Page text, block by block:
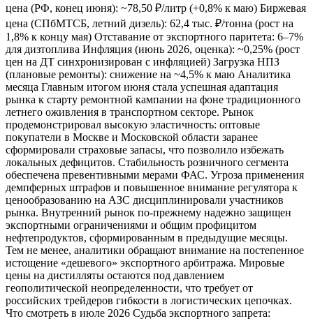
цена (РФ, конец июня): ~78,50 ₽/литр (+0,8% к маю) Биржевая
цена (СПбМТСБ, летний дизель): 62,4 тыс. ₽/тонна (рост на
1,8% к концу мая) Отставание от экспортного паритета: 6–7%
для дизтоплива Инфляция (июнь 2026, оценка): ~0,25% (рост
цен на ДТ синхронизирован с инфляцией) Загрузка НПЗ
(плановые ремонты): снижение на ~4,5% к маю Аналитика
месяца Главным итогом июня стала успешная адаптация
рынка к старту ремонтной кампании на фоне традиционного
летнего оживления в транспортном секторе. Рынок
продемонстрировал высокую эластичность: оптовые
покупатели в Москве и Московской области заранее
сформировали страховые запасы, что позволило избежать
локальных дефицитов. Стабильность розничного сегмента
обеспечена превентивными мерами ФАС. Угроза применения
демпферных штрафов и повышенное внимание регулятора к
ценообразованию на АЗС дисциплинировали участников
рынка. Внутренний рынок по-прежнему надежно защищен
экспортными ограничениями и общим профицитом
нефтепродуктов, сформированным в предыдущие месяцы.
Тем не менее, аналитики обращают внимание на постепенное
истощение «дешевого» экспортного арбитража. Мировые
цены на дистилляты остаются под давлением
геополитической неопределенности, что требует от
российских трейдеров гибкости в логистических цепочках.
Что смотреть в июле 2026 Судьба экспортного запрета: